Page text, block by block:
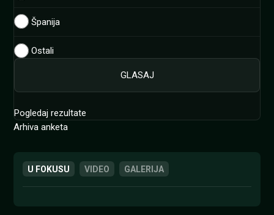
Španija
Ostali
Pogledaj rezultate
Arhiva anketa
U FOKUSU VIDEO GALERIJA